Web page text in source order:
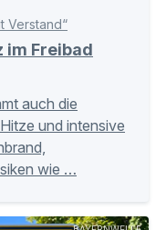
Verstand“
im Freibad
auch die
und intensive
wie …